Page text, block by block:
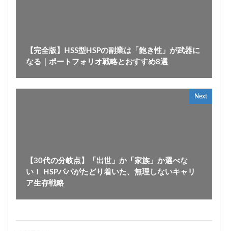
【完全版】HSS型HSPの副業は「飽き性」が武器に
なる｜ポートフォリオ戦略とおすすめ8選
Next
【30代の分岐点】「出世」か「家族」か選べな
い！ HSPパパがたどり着いた、無理しないキャリ
ア生存戦略